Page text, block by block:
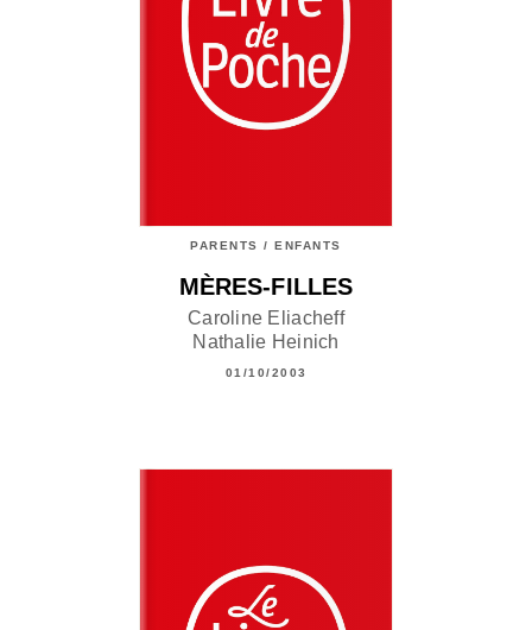
PARENTS / ENFANTS
MÈRES-FILLES
Caroline Eliacheff
Nathalie Heinich
01/10/2003